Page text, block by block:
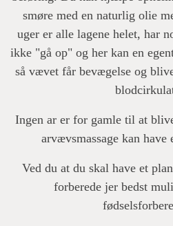
smøre med en naturlig olie
uger er alle lagene helet, har
ikke "gå op" og her kan en
så vævet får bevægelse og
Ingen ar er for gamle til at
arvævsmassage kan
Ved du at du skal have et
forberede jer bedst